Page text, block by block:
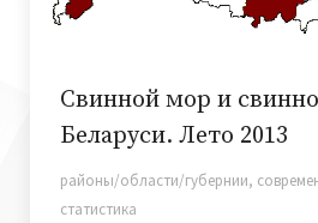
Cвинной мор и
Беларуси. Лето 2013
районы/области/губернии,
статистика